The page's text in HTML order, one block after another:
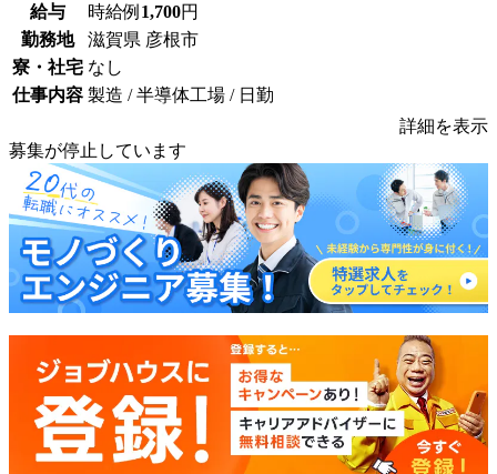
給与 時給例 1,700円
勤務地
滋賀県 彦根市
寮・社宅 なし
仕事内容 製造 / 半導体工場 / 日勤
詳細を表示
募集が停止しています